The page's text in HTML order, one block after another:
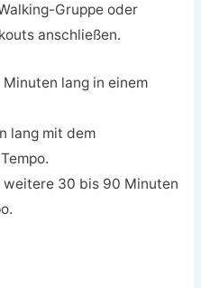
Gruppe oder
anschließen.
lang in einem
lang mit dem
weitere 30 bis 90 Minuten